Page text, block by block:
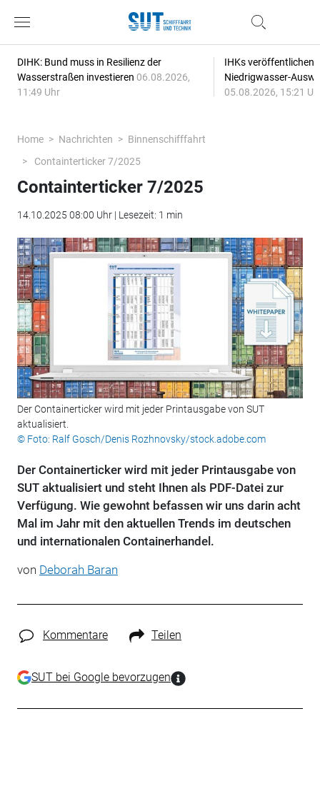
DIHK: Bund muss in Resilienz der
Wasserstraßen investieren 06.08.2026,
11:49 Uhr
IHKs veröffentlichen
Niedrigwasser-
05.08.2026, 15:21
Home Nachrichten
Binnenschifffahrt
Containterticker 7/2025
Containterticker 7/2025
14.10.2025 08:00 Uhr | Lesezeit: 1 min
Der Containerticker wird mit jeder Printausgabe von SUT
aktualisiert.
© Foto: Ralf Gosch/Denis Rozhnovsky/stock.adobe.com
Der Containerticker wird mit jeder Printausgabe von
SUT aktualisiert und steht Ihnen als PDF-Datei zur
Verfügung. Wie gewohnt befassen wir uns darin acht
Mal im Jahr mit den aktuellen Trends im deutschen
und internationalen Containerhandel.
von Deborah Baran
Kommentare Teilen
SUT bei Google bevorzugen